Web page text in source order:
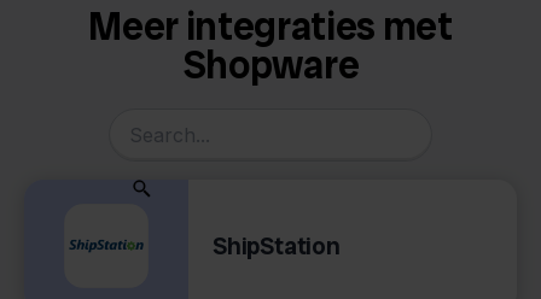
Meer integraties met
Shopware
ShipStation